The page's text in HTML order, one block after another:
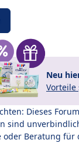
Neu
Vorteile
Dieses
sind
oder Beratung